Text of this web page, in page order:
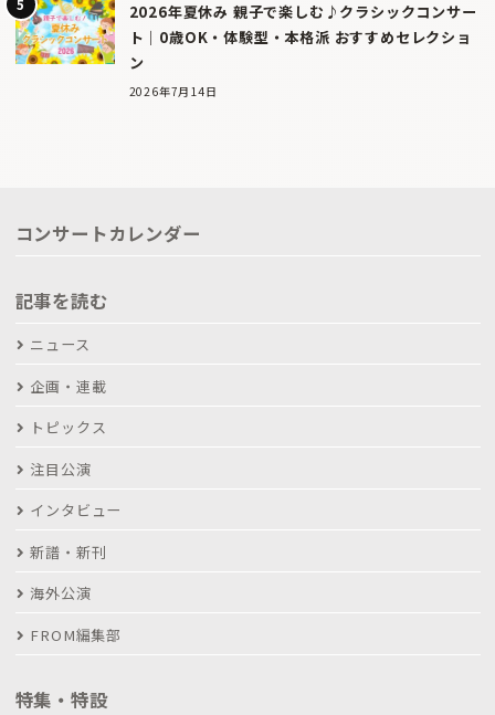
2026年夏休み 親子で楽しむ♪クラシックコンサー
ト｜0歳OK・体験型・本格派 おすすめセレクショ
ン
2026年7月14日
コンサートカレンダー
記事を読む
ニュース
企画・連載
トピックス
注目公演
インタビュー
新譜・新刊
海外公演
FROM編集部
特集・特設